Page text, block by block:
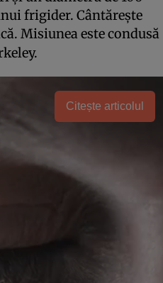
frigider. Cântăreşte
Misiunea este condusă
Citește articolul